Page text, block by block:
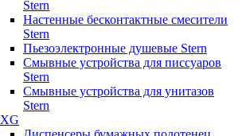
Stern
Настенные бесконтактные смесители
Stern
Пьезоэлектронные душевые Stern
Смывные устройства для писсуаров
Stern
Смывные устройства для унитазов
Stern